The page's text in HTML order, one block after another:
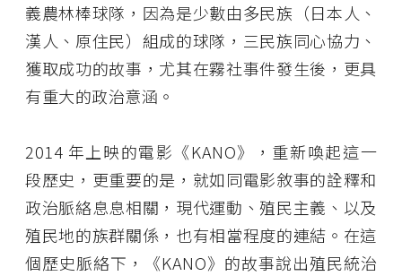
義農林棒球隊，因為是少數由多民族（日本人、
漢人、原住民）組成的球隊，三民族同心協力、
獲取成功的故事，尤其在霧社事件發生後，更具
有重大的政治意涵。
2014 年上映的電影《KANO》，重新喚起這一
段歷史，更重要的是，就如同電影敘事的詮釋和
政治脈絡息息相關，現代運動、殖民主義、以及
殖民地的族群關係，也有相當程度的連結。在這
個歷史脈絡下，《KANO》的故事說出殖民統治